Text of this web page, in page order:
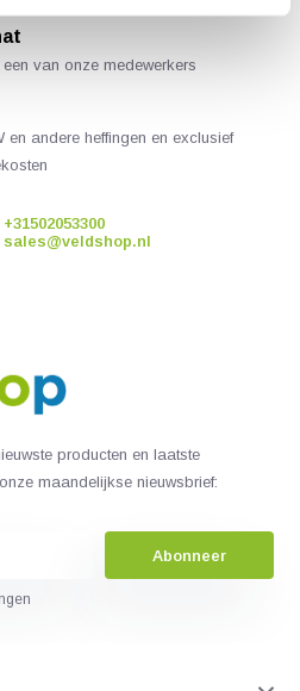
van onze medewerkers
en andere heffingen en exclusief
+31502053300
sales@veldshop.nl
producten en laatste
maandelijkse nieuwsbrief:
Abonneer